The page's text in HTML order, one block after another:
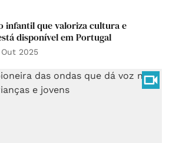
infantil que valoriza cultura e
disponível em Portugal
2025